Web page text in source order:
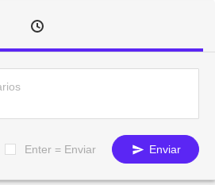
Enter = Enviar Enviar